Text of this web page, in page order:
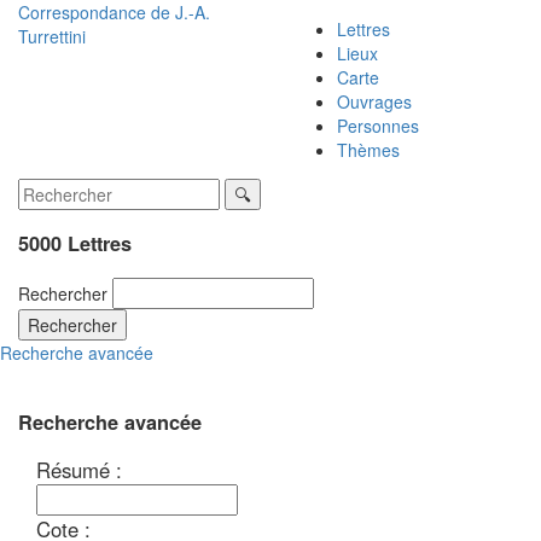
Correspondance de J.-A.
Turrettini
Lettres
Lieux
Carte
Ouvrages
Personnes
Thèmes
5000 Lettres
Rechercher
Rechercher
Recherche avancée
Recherche avancée
Résumé :
Cote :